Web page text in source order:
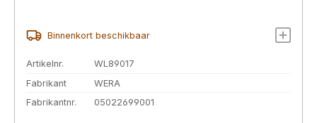
Binnenkort beschikbaar
Artikelnr.
WL89017
Fabrikant
WERA
Fabrikantnr.
05022699001